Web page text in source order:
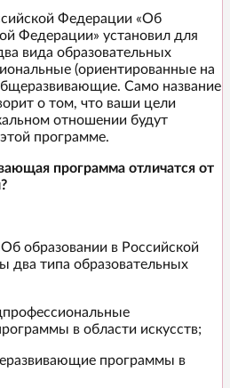
Федерации «Об
Федерации» установил для
вида образовательных
(ориентированные на
Само название
о том, что ваши цели
отношении будут
программе.
программа отличатся от
образовании в Российской
два типа образовательных
в области искусств;
программы в